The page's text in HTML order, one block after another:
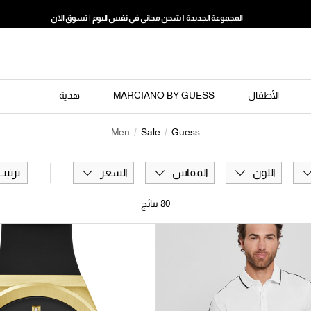
المجموعة الجديدة | شحن مجاني في نفس اليوم | تسوق الآن
الأطفال MARCIANO BY GUESS هدية
Guess
Sale
Men
اللون المقاس السعر
80 نتائج